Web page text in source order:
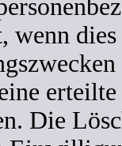
wenn
eine
Die